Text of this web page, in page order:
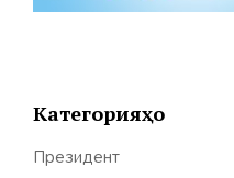
Категорияҳо
Президент